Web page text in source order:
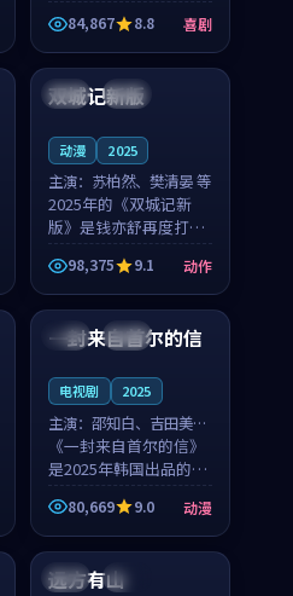
剧佳作。美国的取景与
历史战争的氛围相互成
就，蒋知南与金泰浩的
对手戏自然克制，让整
部影片在悬念与温度
84,867 8.8 喜剧
中国 独播
双城记新版
动漫 2025
主演： 苏柏然、樊清晏 等
2025年的《双城记新
版》是钱亦舒再度打磨
的动作佳作。中国大陆
的取景与沙漠探险的氛
围相互成就，苏柏然与
樊清晏的对手戏自然克
制，让整部影片在悬念
98,375 9.1 动作
韩国 热播
一封来自首尔的信
电视剧 2025
主演： 邵知白、吉田美琴
等
《一封来自首尔的信》
是2025年韩国出品的动
漫新作，主创团队希望
用高考往事的故事让观
众停下来想一想。邵知
重要角色，谢承南的
80,669 9.0 动漫
法国 独播
远方有山